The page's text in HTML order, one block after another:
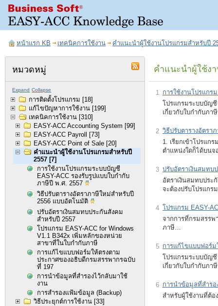
หน้าแรก KB เทคนิคการใช้งาน คำแนะนำผู้ใช้งานโปรแกรมสำหรับปี
หมวดหมู่
Expand Collapse
การติดตั้งโปรแกรม [18]
แก้ไขปัญหาการใช้งาน [199]
เทคนิคการใช้งาน [310]
EASY-ACC Accounting System [99]
EASY-ACC Payroll
[73]
EASY-ACC Point of Sale [20]
คำแนะนำผู้ใช้งานโปรแกรมสำหรับปี
2557 [7]
การใช้งานโปรแกรมระบบบัญชี
EASY-ACC รองรับรูปแบบใบกำกับ
ภาษีปี พ.ศ. 2557
วิธีปรับตารางอัตราภาษีใหม่สำหรับปี
2556 แบบอัตโนมัติ
ปรับอัตราเงินสมทบประกันสังคม
สำหรับปี 2557
โปรแกรม EASY-ACC for Windows
V1.1 B342x เพิ่มหลักของหน่วย
สาขาที่ในใบกำกับภาษี
การแก้ไขแบบฟอร์มให้ตรงตาม
ประกาศของอธิบดีกรมสรรพากรฉบับ
ที่ 197
การนำข้อมูลที่สำรองไว้กลับมาใช้
งาน
การสำรองแฟ้มข้อมูล (Backup)
วิธีประยุกต์การใช้งาน [33]
คำแนะนำผู้ใช้ง
1 การใช้งานโปรแกร
โปรแกรมระบบบัญชี
เกี่ยวกับใบกำกับภ
2 วิธีปรับตารางอัตรา
1. เรียกเข้าโปรแก
ตำแหน่งใดก็ได้บน
3 ปรับอัตราเงินสมทบ
อัตราเงินสมทบประ
จะต้องปรับโปรแกร
4 โปรแกรม EASY-
จากการที่กรมสรรพ
ภาษี…
5 การแก้ไขแบบฟอร์ม
โปรแกรมระบบบัญชี
เกี่ยวกับใบกำกับภ
6 การนำข้อมูลที่สำรอ
สำหรับผู้ใช้งานที่ต้